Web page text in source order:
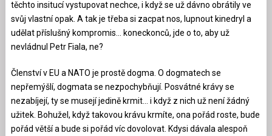
těchto insitucí vystupovat nechce, i když se už dávno obrátily ve
svůj vlastní opak. A tak je třeba si zacpat nos, lupnout kinedryl a
udělat příslušný kompromis… koneckonců, jde o to, aby už
nevládnul Petr Fiala, ne?
Členství v EU a NATO je prostě dogma. O dogmatech se
nepřemýšlí, dogmata se nezpochybňují. Posvátné krávy se
nezabíjejí, ty se musejí jedině krmit… i když z nich už není žádný
užitek. Bohužel, když takovou krávu krmíte, ona pořád roste, bude
pořád větší a bude si pořád víc dovolovat. Kdysi dávala alespoň